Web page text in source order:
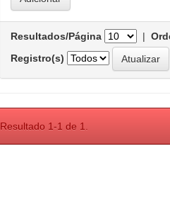
Resultados/Página |
Registro(s)
Resultado 1-1 de 1.